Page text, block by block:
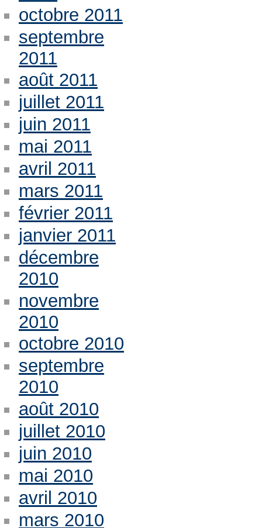
octobre 2011
septembre
2011
août 2011
juillet 2011
juin 2011
mai 2011
avril 2011
mars 2011
février 2011
janvier 2011
décembre
2010
novembre
2010
octobre 2010
septembre
2010
août 2010
juillet 2010
juin 2010
mai 2010
avril 2010
mars 2010